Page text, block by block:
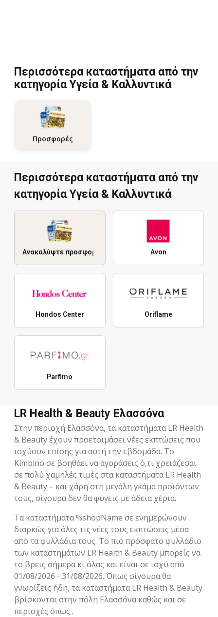
Περισσότερα καταστήματα από την
κατηγορία Υγεία & Καλλυντικά
Προσφορές
Περισσότερα καταστήματα από την
κατηγορία Υγεία & Καλλυντικά
Ανακαλύψτε προσφορές Avon
Hondos Center Oriflame
Parfimo
LR Health & Beauty Ελασσόνα
Στην περιοχή Ελασσόνα, τα καταστήματα LR Health
& Beauty έχουν προετοιμάσει νέες εκπτώσεις που
ισχύουν επίσης για αυτή την εβδομάδα. Το
Kimbino σε βοηθάει να αγοράσεις ό,τι χρειάζεσαι
σε πολύ χαμηλές τιμές στα καταστήματα LR Health
& Beauty – και χάρη στη μεγάλη γκάμα προϊόντων
τους, σίγουρα δεν θα φύγεις με άδεια χέρια.
Τα καταστήματα %shopName σε ενημερώνουν
διαρκώς για όλες τις νέες τους εκπτώσεις μέσα
από τα φυλλάδια τους. Το πιο πρόσφατο φυλλάδιο
των καταστημάτων LR Health & Beauty μπορείς να
το βρεις σήμερα κι όλας και είναι σε ισχύ από
01/08/2026 - 31/08/2026. Όπως σίγουρα θα
γνωρίζεις ήδη, τα καταστήματα LR Health & Beauty
βρίσκονται στην πόλη Ελασσόνα καθώς και σε
περιοχές όπως .